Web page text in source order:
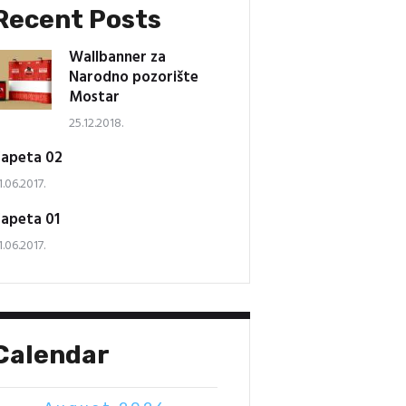
Posts
Wallbanner za
Narodno pozorište
Mostar
25.12.2018.
02
01